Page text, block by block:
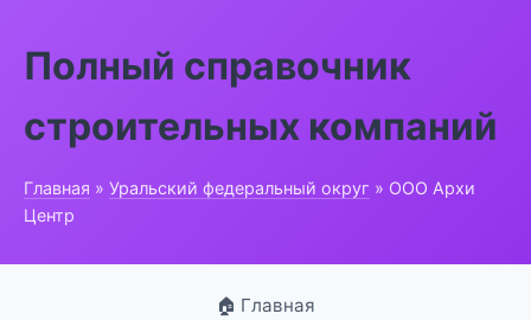
Полный справочник
строительных компаний
Главная » Уральский федеральный округ » ООО Архи
Центр
🏠 Главная